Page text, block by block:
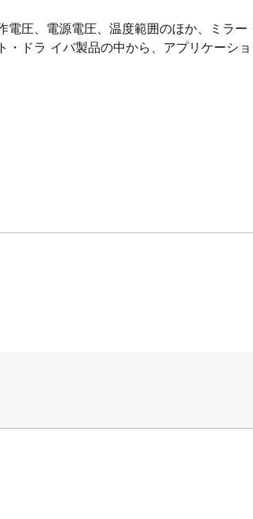
圧、電源電圧、温度範囲のほか、ミラ
ドラ イバ製品の中から、アプリケーシ